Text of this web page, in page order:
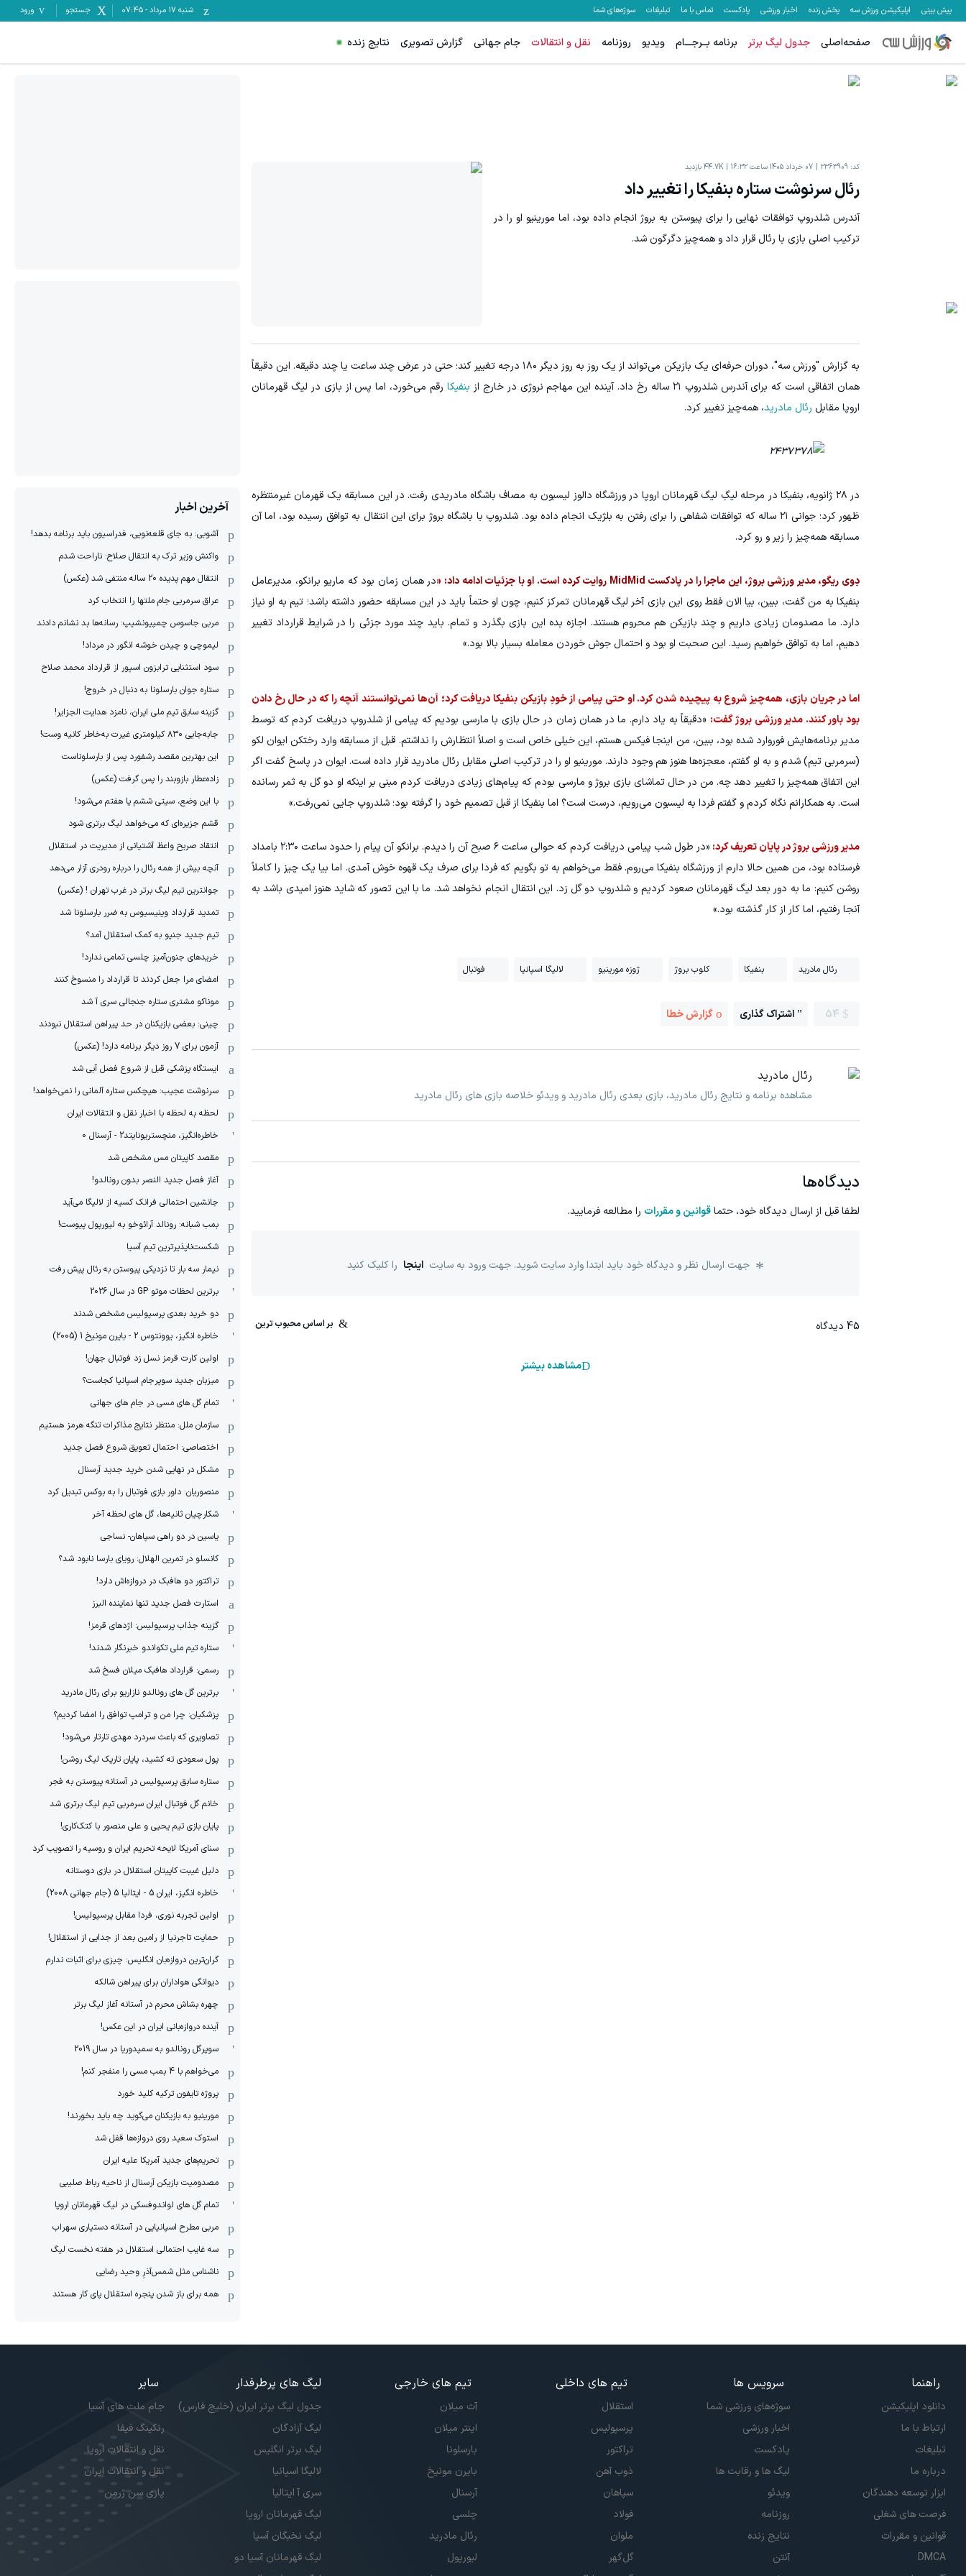
پیش بینی اپلیکیشن ورزش سه پخش زنده اخبار ورزشی پادکست تماس با ما تبلیغات سوژه‌های شما شنبه ۱۷ مرداد -
07:45 جستجو ورود
صفحه‌اصلی جدول لیگ برتر برنامه بــرجـــام ویدیو روزنامه نقل و انتقالات جام جهانی گزارش تصویری نتایج زنده
کد: 2363909 07 خرداد 1405 ساعت 16:32 44.7K بازدید
رئال سرنوشت ستاره بنفیکا را تغییر داد
آندرس شلدروپ توافقات نهایی را برای پیوستن به بروژ انجام داده بود، اما مورینیو او را در
ترکیب اصلی بازی با رئال قرار داد و همه‌چیز دگرگون شد.
به گزارش "ورزش سه"، دوران حرفه‌ای یک بازیکن می‌تواند از یک روز به روز دیگر ۱۸۰ درجه تغییر کند؛ حتی در عرض چند ساعت یا چند دقیقه. این دقیقاً
همان اتفاقی است که برای آندرس شلدروپ ۲۱ ساله رخ داد. آینده این مهاجم نروژی در خارج از
بنفیکا رقم می‌خورد، اما پس از بازی در لیگ قهرمانان
اروپا مقابل رئال مادرید، همه‌چیز تغییر کرد.
در ۲۸ ژانویه، بنفیکا در مرحله لیگِ لیگ قهرمانان اروپا در ورزشگاه دالوز لیسبون به مصاف باشگاه مادریدی رفت. در این مسابقه یک قهرمان غیرمنتظره
ظهور کرد؛ جوانی ۲۱ ساله که توافقات شفاهی را برای رفتن به بلژیک انجام داده بود. شلدروپ با باشگاه بروژ برای این انتقال به توافق رسیده بود، اما آن
مسابقه همه‌چیز را زیر و رو کرد.
دِوی ریگو، مدیر ورزشی بروژ، این ماجرا را در پادکست MidMid روایت کرده است. او با جزئیات ادامه داد: «در همان زمان بود که ماریو برانکو، مدیرعامل
بنفیکا به من گفت، ببین، بیا الان فقط روی این بازی آخر لیگ قهرمانان تمرکز کنیم، چون او حتماً باید در این مسابقه حضور داشته باشد؛ تیم به او نیاز
دارد. ما مصدومان زیادی داریم و چند بازیکن هم محروم هستند. اجازه بده این بازی بگذرد و تمام. باید چند مورد جزئی را در شرایط قرارداد تغییر
دهیم، اما به توافق خواهیم رسید. این صحبت او بود و احتمال جوش خوردن معامله بسیار بالا بود.»
اما در جریان بازی، همه‌چیز شروع به پیچیده شدن کرد. او حتی پیامی از خودِ بازیکن بنفیکا دریافت کرد؛ آن‌ها نمی‌توانستند آنچه را که در حال رخ دادن
بود باور کنند. مدیر ورزشی بروژ گفت: «دقیقاً به یاد دارم. ما در همان زمان در حال بازی با مارسی بودیم که پیامی از شلدروپ دریافت کردم که توسط
مدیر برنامه‌هایش فوروارد شده بود، ببین، من اینجا فیکس هستم، این خیلی خاص است و اصلاً انتظارش را نداشتم. قبل از مسابقه وارد رختکن ایوان لکو
(سرمربی تیم) شدم و به او گفتم، معجزه‌ها هنوز هم وجود دارند. مورینیو او را در ترکیب اصلی مقابل رئال مادرید قرار داده است. ایوان در پاسخ گفت اگر
این اتفاق همه‌چیز را تغییر دهد چه. من در حال تماشای بازی بروژ و مارسی بودم که پیام‌های زیادی دریافت کردم مبنی بر اینکه او دو گل به ثمر رسانده
است. به همکارانم نگاه کردم و گفتم فردا به لیسبون می‌رویم، درست است؟ اما بنفیکا از قبل تصمیم خود را گرفته بود؛ شلدروپ جایی نمی‌رفت.»
مدیر ورزشی بروژ در پایان تعریف کرد:
«در طول شب پیامی دریافت کردم که حوالی ساعت ۶ صبح آن را دیدم. برانکو آن پیام را حدود ساعت ۲:۳۰ بامداد
فرستاده بود، من همین حالا دارم از ورزشگاه بنفیکا می‌روم. فقط می‌خواهم به تو بگویم که فردا برای صرف یک قهوه خوش آمدی. اما بیا یک چیز را کاملاً
روشن کنیم: ما به دور بعد لیگ قهرمانان صعود کردیم و شلدروپ دو گل زد. این انتقال انجام نخواهد شد. ما با این تصور که شاید هنوز امیدی باشد به
آنجا رفتیم، اما کار از کار گذشته بود.»
رئال مادرید بنفیکا کلوب بروژ ژوزه مورینیو لالیگا اسپانیا فوتبال
54 اشتراک گذاری گزارش خطا
رئال مادرید
مشاهده برنامه و نتایج رئال مادرید، بازی بعدی رئال مادرید و ویدئو خلاصه بازی های رئال مادرید
دیدگاه‌ها
لطفا قبل از ارسال دیدگاه خود، حتماقوانین و مقررات را مطالعه فرمایید.
جهت ارسال نظر و دیدگاه خود باید ابتدا وارد سایت شوید. جهت ورود به سایت اینجا را کلیک کنید
45 دیدگاه
مشاهده بیشتر
آخرین اخبار
آشوبی: به جای قلعه‌نویی، فدراسیون باید برنامه بدهد!
واکنش وزیر ترک به انتقال صلاح: ناراحت شدم
انتقال مهم پدیده 20 ساله منتفی شد (عکس)
عراق سرمربی جام ملتها را انتخاب کرد
مربی جاسوس چمپیونشیپ: رسانه‌ها بد نشانم دادند
لیموچی و چیدن خوشه انگور در مرداد!
سود استثنایی ترابزون اسپور از قرارداد محمد صلاح
ستاره جوان بارسلونا به دنبال در خروج!
گزینه سابق تیم ملی ایران، نامزد هدایت الجزایر!
جابه‌جایی ۸۳۰ کیلومتری غیرت به‌خاطر کانیه وست!
این بهترین مقصد رشفورد پس از بارسلوناست
زاده‌عطار بازوبند را پس گرفت (عکس)
با این وضع، سیتی ششم یا هفتم می‌شود!
قشم جزیره‌ای که می‌خواهد لیگ برتری شود
انتقاد صریح واعظ آشتیانی از مدیریت در استقلال
آنچه بیش از همه رئال را درباره رودری آزار می‌دهد
جوانترین تیم لیگ برتر در غرب تهران ! (عکس)
تمدید قرارداد وینیسیوس به ضرر بارسلونا شد
تیم جدید جنپو به کمک استقلال آمد؟
خریدهای جنون‌آمیز چلسی تمامی ندارد!
امضای مرا جعل کردند تا قرارداد را منسوخ کنند
موناکو مشتری ستاره جنجالی سری آ شد
چینی: بعضی بازیکنان در حد پیراهن استقلال نبودند
آزمون برای 7 روز دیگر برنامه دارد! (عکس)
ایستگاه پزشکی قبل از شروع فصل آبی شد
سرنوشت عجیب: هیچکس ستاره آلمانی را نمی‌خواهد!
لحظه به لحظه با اخبار نقل و انتقالات ایران
خاطره‌انگیز، منچستریونایتد2 - آرسنال 0
مقصد کاپیتان مس مشخص شد
آغاز فصل جدید النصر بدون رونالدو!
جانشین احتمالی فرانک کسیه از لالیگا می‌آید
بمب شبانه: رونالد آرائوخو به لیورپول پیوست!
شکست‌ناپذیرترین تیم آسیا
نیمار سه بار تا نزدیکی پیوستن به رئال پیش رفت
برترین لحظات موتو GP در سال 2026
دو خرید بعدی پرسپولیس مشخص شدند
خاطره انگیز، یوونتوس 2 - بایرن مونیخ 1 (2005)
اولین کارت قرمز نسل زد فوتبال جهان!
میزبان جدید سوپرجام اسپانیا کجاست؟
تمام گل های مسی در جام های جهانی
سازمان ملل: منتظر نتایج مذاکرات تنگه هرمز هستیم
اختصاصی: احتمال تعویق شروع فصل جدید
مشکل در نهایی شدن خرید جدید آرسنال
منصوریان: داور بازی فوتبال را به بوکس تبدیل کرد
شکارچیان ثانیه‌ها، گل های لحظه آخر
یاسین در دو راهی سپاهان- نساجی
کانسلو در تمرین الهلال: رویای بارسا نابود شد؟
تراکتور دو هافبک در دروازه‌اش دارد!
استارت فصل جدید تنها نماینده البرز
گزینه جذاب پرسپولیس: اژدهای قرمز!
ستاره تیم ملی تکواندو خبرنگار شدند!
رسمی: قرارداد هافبک میلان فسخ شد
برترین گل های رونالدو نازاریو برای رئال مادرید
پزشکیان: چرا من و ترامپ توافق را امضا کردیم؟
تصاویری که باعث سردرد مهدی تارتار می‌شود!
پول سعودی ته کشید، پایان تاریک لیگ روشن!
ستاره سابق پرسپولیس در آستانه پیوستن به فجر
خانم گل فوتبال ایران سرمربی تیم لیگ برتری شد
پایان بازی تیم یحیی و علی منصور با کتک‌کاری!
سنای آمریکا لایحه تحریم ایران و روسیه را تصویب کرد
دلیل غیبت کاپیتان استقلال در بازی دوستانه
خاطره انگیز، ایران 5 - ایتالیا 5 (جام جهانی 2008)
اولین تجربه نوری، فردا مقابل پرسپولیس!
حمایت تاجرنیا از رامین بعد از جدایی از استقلال!
گران‌ترین دروازه‌بان انگلیس: چیزی برای اثبات ندارم
دیوانگی هواداران برای پیراهن شالکه
چهره بشاش محرم در آستانه آغاز لیگ برتر
آینده دروازه‌بانی ایران در این عکس!
سوپرگل رونالدو به سمپدوریا در سال 2019
می‌خواهم با 4 بمب مسی را منفجر کنم!
پروژه تایفون ترکیه کلید خورد
مورینیو به بازیکنان می‌گوید چه باید بخورند!
استوک سعید روی دروازه‌ها قفل شد
تحریم‌های جدید آمریکا علیه ایران
مصدومیت بازیکن آرسنال از ناحیه رباط صلیبی
تمام گل های لواندوفسکی در لیگ قهرمانان اروپا
مربی مطرح اسپانیایی در آستانه دستیاری سهراب
سه غایب احتمالی استقلال در هفته نخست لیگ
ناشناس مثل شمس‌آذرِ وحید رضایی
همه برای باز شدن پنجره استقلال پای کار هستند
راهنما
دانلود اپلیکیشن
ارتباط با ما
تبلیغات
درباره ما
ابزار توسعه دهندگان
فرصت های شغلی
قوانین و مقررات
DMCA
سرویس ها
سوژه‌های ورزشی شما
اخبار ورزشی
پادکست
لیگ ها و رقابت ها
ویدئو
روزنامه
نتایج زنده
آنتن
تیم های داخلی
استقلال
پرسپولیس
تراکتور
ذوب آهن
سپاهان
فولاد
ملوان
گل‌گهر
تیم های خارجی
آث میلان
اینتر میلان
بارسلونا
بایرن مونیخ
آرسنال
چلسی
رئال مادرید
لیورپول
لیگ های پرطرفدار
جدول لیگ برتر ایران (خلیج فارس)
لیگ آزادگان
لیگ برتر انگلیس
لالیگا اسپانیا
سری آ ایتالیا
لیگ قهرمانان اروپا
لیگ نخبگان آسیا
لیگ قهرمانان آسیا دو
سایر
جام ملت های آسیا
رنکینگ فیفا
نقل و انتقالات اروپا
نقل و انتقالات ایران
پاری سن ژرمن